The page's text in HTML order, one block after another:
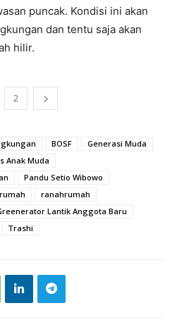
puncak. Kondisi ini akan
dan tentu saja akan
hilir.
2
BOSF
Generasi Muda
Anak Muda
Pandu Setio Wibowo
ranahrumah
Lantik Anggota Baru
Trashi